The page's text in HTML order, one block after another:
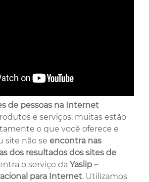
de pessoas na Internet
e serviços, muitas estão
o que você oferece e
site não se encontra nas
dos resultados dos sites de
o serviço da Yaslip –
para Internet. Utilizamos